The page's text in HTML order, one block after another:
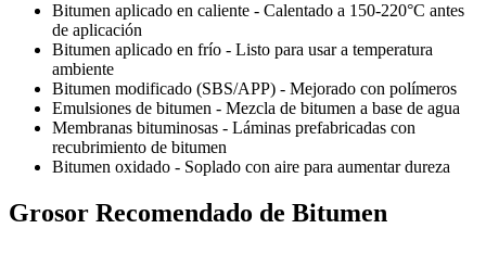
Bitumen aplicado en caliente - Calentado a 150-220°C antes
de aplicación
Bitumen aplicado en frío - Listo para usar a temperatura
ambiente
Bitumen modificado (SBS/APP) - Mejorado con polímeros
Emulsiones de bitumen - Mezcla de bitumen a base de agua
Membranas bituminosas - Láminas prefabricadas con
recubrimiento de bitumen
Bitumen oxidado - Soplado con aire para aumentar dureza
Grosor Recomendado de Bitumen